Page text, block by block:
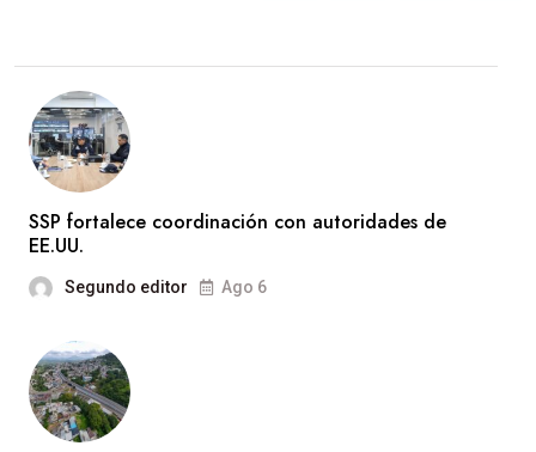
SSP fortalece coordinación con autoridades de
EE.UU.
Segundo editor Ago 6